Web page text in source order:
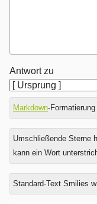
Antwort zu
Markdown-
Umschließende Sterne
kann ein Wort
Standard-Text Smilies